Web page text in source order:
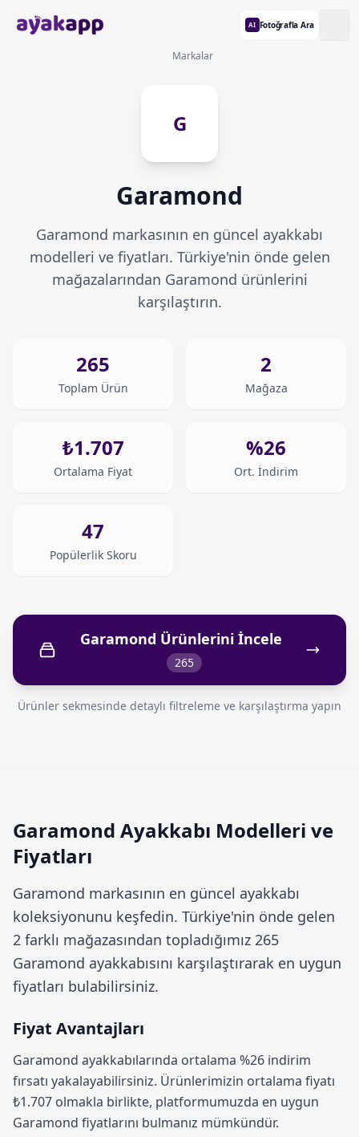
AI Fotoğrafla Ara
Markalar
G
Garamond
Garamond markasının en güncel ayakkabı
modelleri ve fiyatları. Türkiye'nin önde gelen
mağazalarından Garamond ürünlerini
karşılaştırın.
265
Toplam Ürün
2
Mağaza
₺1.707
Ortalama Fiyat
%26
Ort. İndirim
47
Popülerlik Skoru
265
Ürünler sekmesinde detaylı filtreleme ve karşılaştırma yapın
Garamond Ayakkabı Modelleri ve
Fiyatları
Garamond markasının en güncel ayakkabı
koleksiyonunu keşfedin. Türkiye'nin önde gelen
2 farklı mağazasından topladığımız 265
Garamond ayakkabısını karşılaştırarak en uygun
fiyatları bulabilirsiniz.
Fiyat Avantajları
Garamond ayakkabılarında ortalama %26 indirim
fırsatı yakalayabilirsiniz. Ürünlerimizin ortalama fiyatı
₺1.707 olmakla birlikte, platformumuzda en uygun
Garamond fiyatlarını bulmanız mümkündür.